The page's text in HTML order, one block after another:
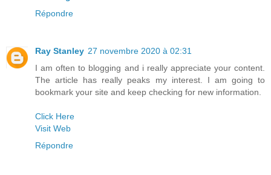
Répondre
Ray Stanley 27 novembre 2020 à 02:31
I am often to blogging and i really appreciate your content.
The article has really peaks my interest. I am going to
bookmark your site and keep checking for new information.
Click Here
Visit Web
Répondre